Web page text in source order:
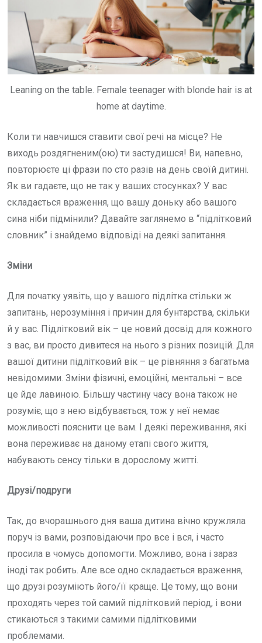
Leaning on the table. Female teenager with blonde hair is at
home at daytime.
Коли ти навчишся ставити свої речі на місце? Не
виходь роздягненим(ою) ти застудишся! Ви, напевно,
повторюєте ці фрази по сто разів на день своїй дитині.
Як ви гадаєте, що не так у ваших стосунках? У вас
складається враження, що вашу доньку або вашого
сина ніби підмінили? Давайте заглянемо в “підлітковий
словник” і знайдемо відповіді на деякі запитання.
Зміни
Для початку уявіть, що у вашого підлітка стільки ж
запитань, нерозуміння і причин для бунтарства, скільки
й у вас. Підлітковий вік – це новий досвід для кожного
з вас, ви просто дивитеся на нього з різних позицій. Для
вашої дитини підлітковий вік – це рівняння з багатьма
невідомими. Зміни фізичні, емоційні, ментальні – все
це йде лавиною. Більшу частину часу вона також не
розуміє, що з нею відбувається, тож у неї немає
можливості пояснити це вам. І деякі переживання, які
вона переживає на даному етапі свого життя,
набувають сенсу тільки в дорослому житті.
Друзі/подруги
Так, до вчорашнього дня ваша дитина вічно кружляла
поруч із вами, розповідаючи про все і вся, і часто
просила в чомусь допомогти. Можливо, вона і зараз
іноді так робить. Але все одно складається враження,
що друзі розуміють його/її краще. Це тому, що вони
проходять через той самий підлітковий період, і вони
стикаються з такими самими підлітковими
проблемами.